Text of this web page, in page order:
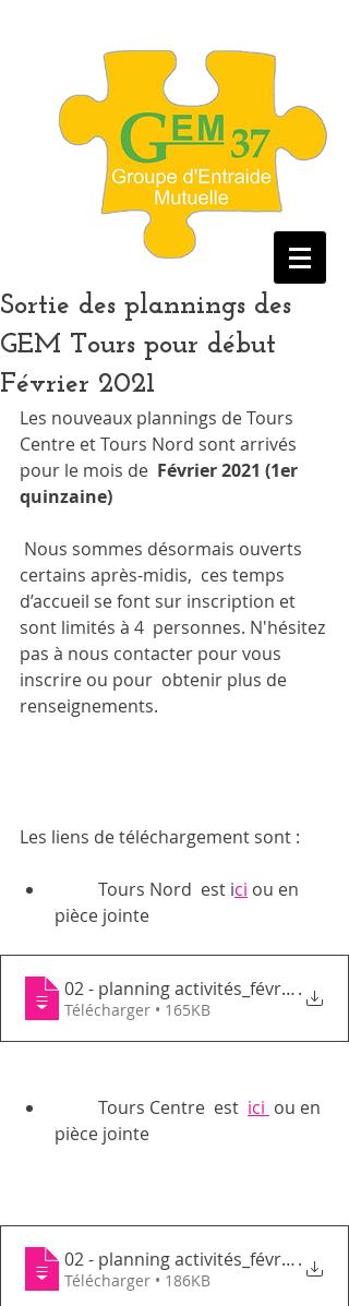
Sortie des plannings des
GEM Tours pour début
Février 2021
Les nouveaux plannings de Tours
Centre et Tours Nord sont arrivés
pour le mois de Février 2021 (1er
quinzaine)
certains après-midis,  ces temps
d’accueil se font sur inscription et
sont limités à 4  personnes. N'hésitez
pas à nous contacter pour vous
inscrire ou pour  obtenir plus de
renseignements.
Les liens de téléchargement sont :
	Tours Nord  est i
ci ou en
pièce jointe
02 - planning .
Télécharger • 165KB
	Tours Centre  est
ici ou en
pièce jointe
02 - planning .
Télécharger • 186KB